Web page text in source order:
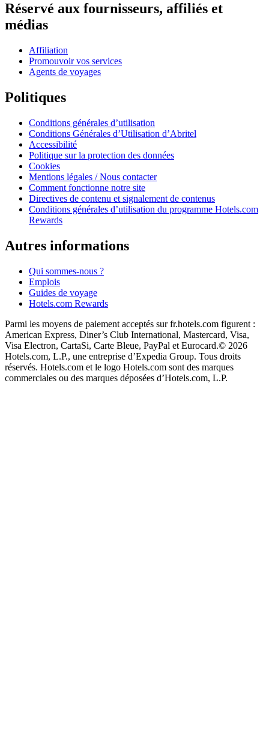
Réservé aux fournisseurs, affiliés et
médias
Affiliation
Promouvoir vos services
Agents de voyages
Politiques
Conditions générales d’utilisation
Conditions Générales d’Utilisation d’Abritel
Accessibilité
Politique sur la protection des données
Cookies
Mentions légales / Nous contacter
Comment fonctionne notre site
Directives de contenu et signalement de contenus
Conditions générales d’utilisation du programme Hotels.com
Rewards
Autres informations
Qui sommes-nous ?
Emplois
Guides de voyage
Hotels.com Rewards
Parmi les moyens de paiement acceptés sur fr.hotels.com figurent :
American Express, Diner’s Club International, Mastercard, Visa,
Visa Electron, CartaSi, Carte Bleue, PayPal et Eurocard.© 2026
Hotels.com, L.P., une entreprise d’Expedia Group. Tous droits
réservés. Hotels.com et le logo Hotels.com sont des marques
commerciales ou des marques déposées d’Hotels.com, L.P.